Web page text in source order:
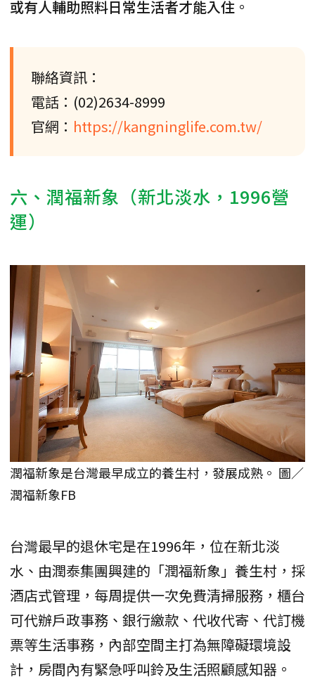
或有人輔助照料日常生活者才能入住 。
聯絡資訊：
電話：(02)2634-8999
官網： https://kangninglife.com.tw/
六、潤福新象（新北淡水，1996營
運）
潤福新象是台灣最早成立的養生村，發展成熟。 圖／
潤福新象FB
台灣最早的退休宅是在1996年，位在新北淡
水、由潤泰集團興建的「潤福新象」養生村，採
酒店式管理，每周提供一次免費清掃服務，櫃台
可代辦戶政事務、銀行繳款、代收代寄、代訂機
票等生活事務，內部空間主打為無障礙環境設
計，房間內有緊急呼叫鈴及生活照顧感知器。